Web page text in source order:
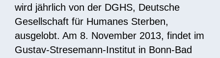
wird jährlich von der DGHS, Deutsche
Gesellschaft für Humanes Sterben,
ausgelobt. Am 8. November 2013, findet im
Gustav-Stresemann-Institut in Bonn-Bad